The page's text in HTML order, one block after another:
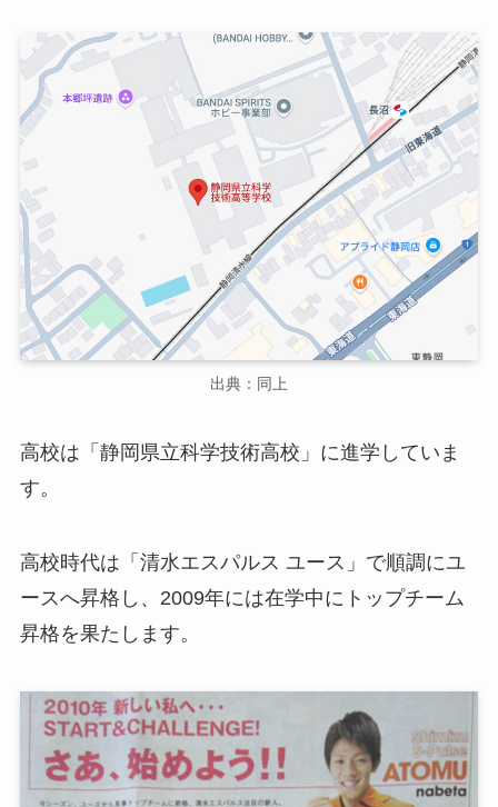
出典：同上
高校は「静岡県立科学技術高校」に進学していま
す。
高校時代は「清水エスパルス ユース」で順調にユ
ースへ昇格し、2009年には在学中にトップチーム
昇格を果たします。